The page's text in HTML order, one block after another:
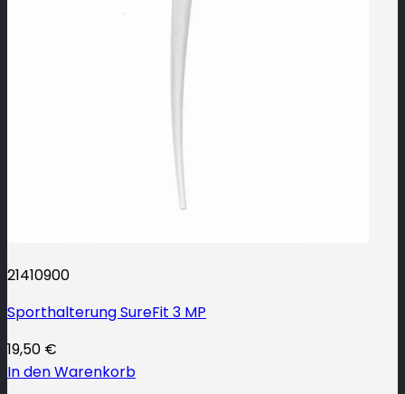
21410900
Sporthalterung SureFit 3 MP
19,50 €
In den Warenkorb